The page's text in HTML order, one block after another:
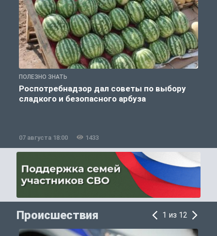
ПОЛЕЗНО ЗНАТЬ
Роспотребнадзор дал советы по выбору
сладкого и безопасного арбуза
07 августа 18:00 1433
Происшествия 1 из 12